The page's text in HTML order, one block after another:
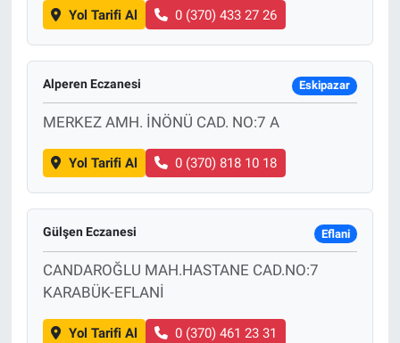
Yol Tarifi Al 0 (370) 433 27 26
Alperen Eczanesi Eskipazar
MERKEZ AMH. İNÖNÜ CAD. NO:7 A
Yol Tarifi Al 0 (370) 818 10 18
Gülşen Eczanesi Eflani
CANDAROĞLU MAH.HASTANE CAD.NO:7
KARABÜK-EFLANİ
Yol Tarifi Al 0 (370) 461 23 31